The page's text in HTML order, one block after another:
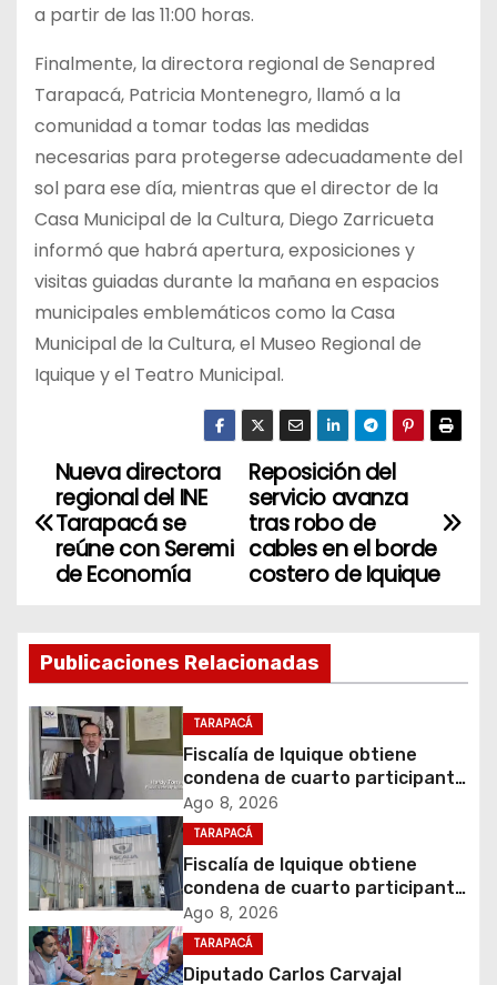
a partir de las 11:00 horas.
Finalmente, la directora regional de Senapred
Tarapacá, Patricia Montenegro, llamó a la
comunidad a tomar todas las medidas
necesarias para protegerse adecuadamente del
sol para ese día, mientras que el director de la
Casa Municipal de la Cultura, Diego Zarricueta
informó que habrá apertura, exposiciones y
visitas guiadas durante la mañana en espacios
municipales emblemáticos como la Casa
Municipal de la Cultura, el Museo Regional de
Iquique y el Teatro Municipal.
N
a
g
a
c
i
ó
n
d
Reposición del
servicio avanza
tras robo de
cables en el borde
costero de Iquique
Nueva directora
regional del INE
Tarapacá se
reúne con Seremi
de Economía
Publicaciones Relacionadas
TARAPACÁ
Fiscalía de Iquique obtiene
condena de cuarto participante
en violento asalto a
comerciante
Ago 8, 2026
TARAPACÁ
Fiscalía de Iquique obtiene
condena de cuarto participante
en violento asalto a
comerciante
Ago 8, 2026
TARAPACÁ
Diputado Carlos Carvajal